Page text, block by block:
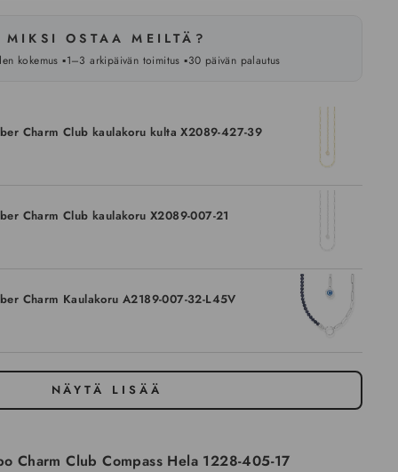
MIKSI OSTAA MEILTÄ?
kokemus ▪️1–3 arkipäivän toimitus ▪️30 päivän palautus
Charm Club kaulakoru kulta X2089-427-39
Charm Club kaulakoru X2089-007-21
Charm Kaulakoru A2189-007-32-L45V
NÄYTÄ LISÄÄ
Charm Club Compass Hela 1228-405-17